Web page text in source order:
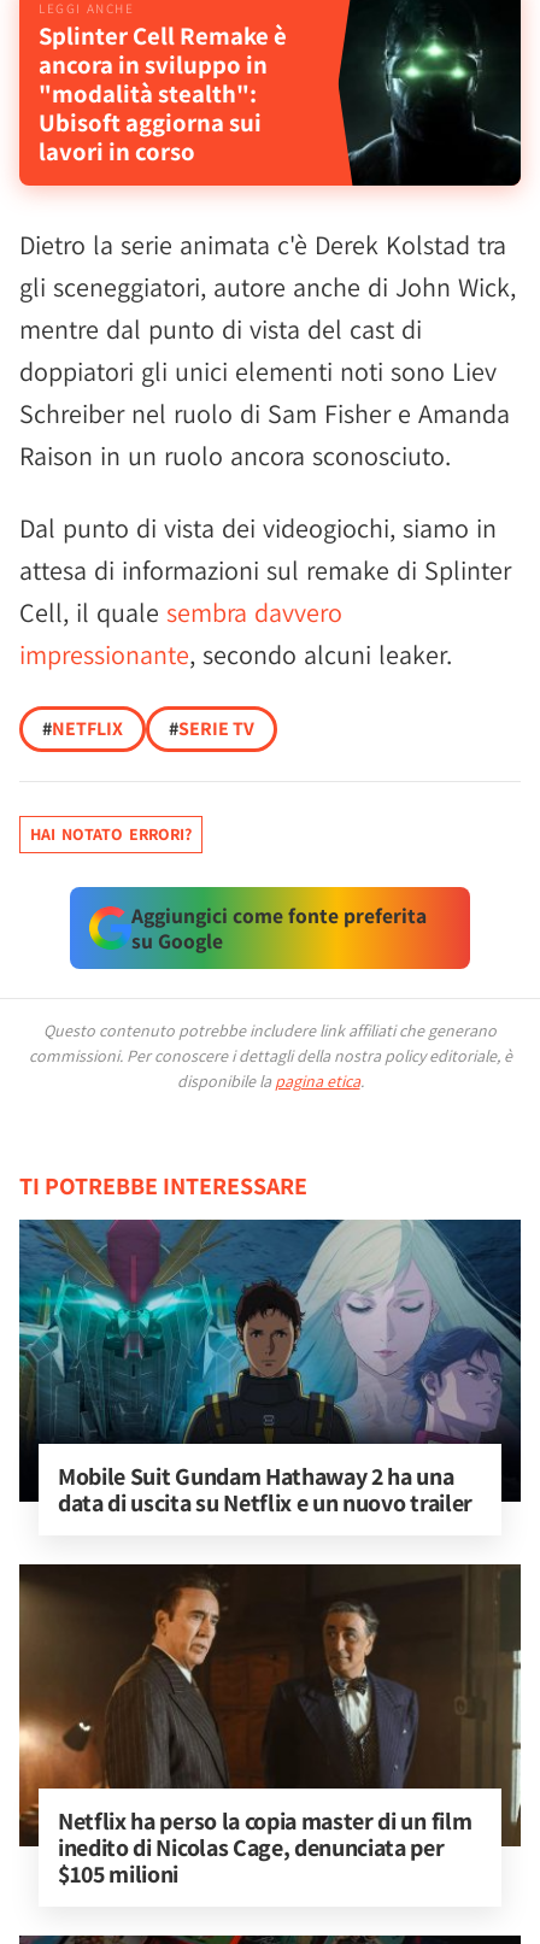
Splinter Cell Remake è
ancora in sviluppo in
"modalità stealth":
Ubisoft aggiorna sui
lavori in corso
Dietro la serie animata c'è Derek Kolstad tra
gli sceneggiatori, autore anche di John Wick,
mentre dal punto di vista del cast di
doppiatori gli unici elementi noti sono Liev
Schreiber nel ruolo di Sam Fisher e Amanda
Raison in un ruolo ancora sconosciuto.
Dal punto di vista dei videogiochi, siamo in
attesa di informazioni sul remake di Splinter
Cell, il quale sembra davvero
impressionante, secondo alcuni leaker.
#NETFLIX #SERIE TV
HAI NOTATO ERRORI?
Aggiungici come fonte preferita
su Google
Questo contenuto potrebbe includere link affiliati che generano
commissioni. Per conoscere i dettagli della nostra policy editoriale, è
disponibile la pagina etica.
TI POTREBBE INTERESSARE
Mobile Suit Gundam Hathaway 2 ha una
data di uscita su Netflix e un nuovo trailer
Netflix ha perso la copia master di un film
inedito di Nicolas Cage, denunciata per
$105 milioni